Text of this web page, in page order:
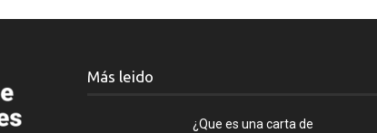
Más leido
¿Que es una carta de